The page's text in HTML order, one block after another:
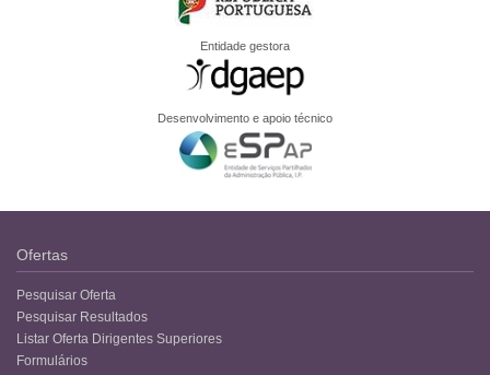
Entidade gestora
Desenvolvimento e apoio técnico
Ofertas
Pesquisar Oferta
Pesquisar Resultados
Listar Oferta Dirigentes Superiores
Formulários